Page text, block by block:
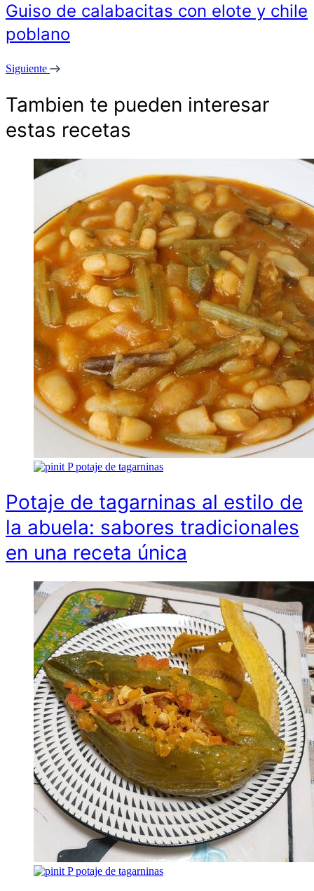
Guiso de calabacitas con elote y chile
poblano
Siguiente
Tambien te pueden interesar
estas recetas
P potaje de tagarninas
Potaje de tagarninas al estilo de
la abuela: sabores tradicionales
en una receta única
P potaje de tagarninas